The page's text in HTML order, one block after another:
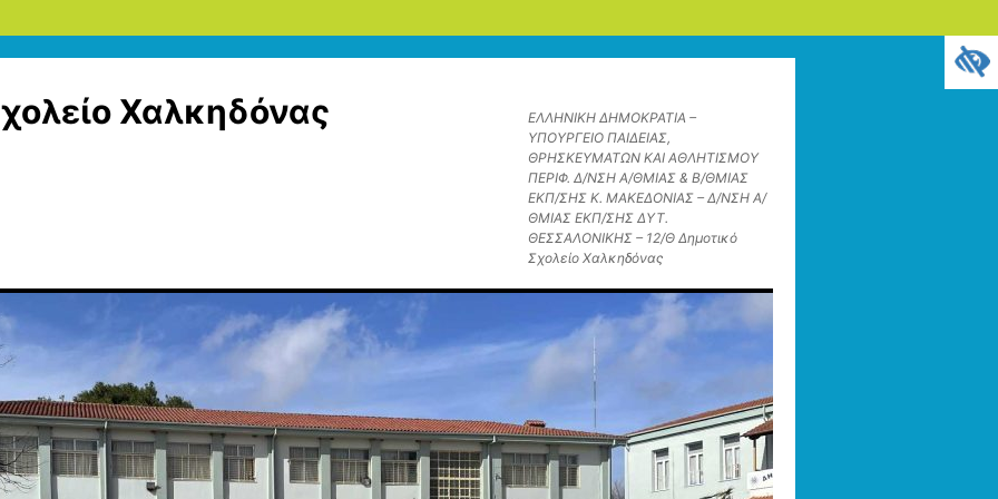
Χαλκηδόνας
ΕΛΛΗΝΙΚΗ ΔΗΜΟΚΡΑΤΙΑ –
ΥΠΟΥΡΓΕΙΟ ΠΑΙΔΕΙΑΣ,
ΘΡΗΣΚΕΥΜΑΤΩΝ ΚΑΙ ΑΘΛΗΤΙΣΜΟΥ
ΠΕΡΙΦ. Δ/ΝΣΗ Α/ΘΜΙΑΣ & Β/ΘΜΙΑΣ
ΕΚΠ/ΣΗΣ Κ. ΜΑΚΕΔΟΝΙΑΣ – Δ/ΝΣΗ Α/
ΘΜΙΑΣ ΕΚΠ/ΣΗΣ ΔΥΤ.
ΘΕΣΣΑΛΟΝΙΚΗΣ – 12/Θ Δημοτικό
Σχολείο Χαλκηδόνας